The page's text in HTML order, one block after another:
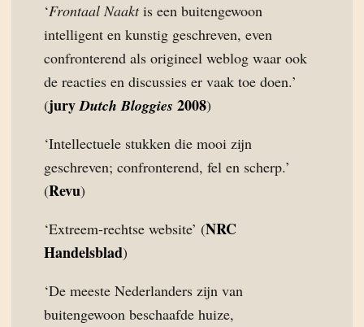
‘Frontaal Naaktis een buitengewoon
intelligent en kunstig geschreven, even
confronterend als origineel weblog waar ook
de reacties en discussies er vaak toe doen.’
(juryDutch Bloggies 2008)
‘Intellectuele stukken die mooi zijn
geschreven; confronterend, fel en scherp.’
(Revu)
‘Extreem-rechtse website’ (NRC
Handelsblad)
‘De meeste Nederlanders zijn van
buitengewoon beschaafde huize,